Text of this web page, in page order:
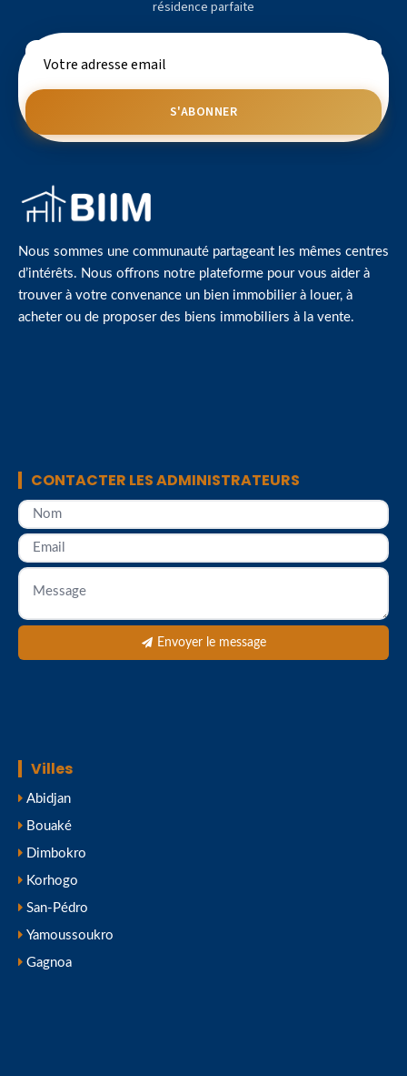
résidence parfaite
S'ABONNER
Nous sommes une communauté partageant les mêmes centres
d’intérêts. Nous offrons notre plateforme pour vous aider à
trouver à votre convenance un bien immobilier à louer, à
acheter ou de proposer des biens immobiliers à la vente.
CONTACTER LES ADMINISTRATEURS
Envoyer le message
Villes
Abidjan
Bouaké
Dimbokro
Korhogo
San-Pédro
Yamoussoukro
Gagnoa